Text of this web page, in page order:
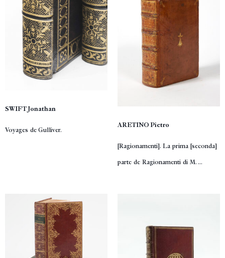
SWIFT Jonathan
Voyages de Gulliver.
ARETINO Pietro
[Ragionamenti]. La prima [seconda]
parte de Ragionamenti di M. ...